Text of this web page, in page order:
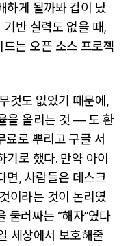
하게 될까봐 겁이 났
반 실력도 없을 때,
는 오픈 소스 프로젝
것도 없었기 때문에,
을 올리는 것 — 도 환
료로 뿌리고 구글 서
로 했다. 만약 아이
면, 사람들은 데스크
이라는 것이 논리였
둘러싸는 “해자”였다
세상에서 보호해줄